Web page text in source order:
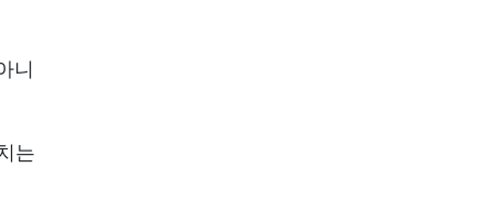
니
는